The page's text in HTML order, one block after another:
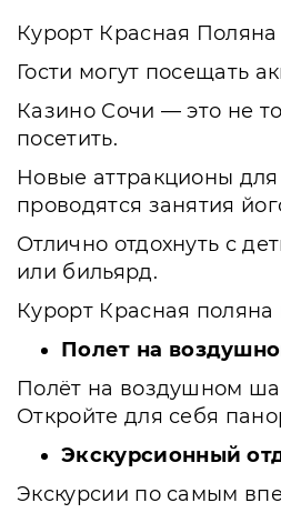
Курорт Красная Поляна
Гости могут посещать
Казино Сочи — это не
посетить.
Новые аттракционы для
проводятся занятия
Отлично отдохнуть с
или бильярд.
Курорт Красная
Полет на
Полёт на воздушном
Откройте для себя
Экскурсионный
Экскурсии по самым